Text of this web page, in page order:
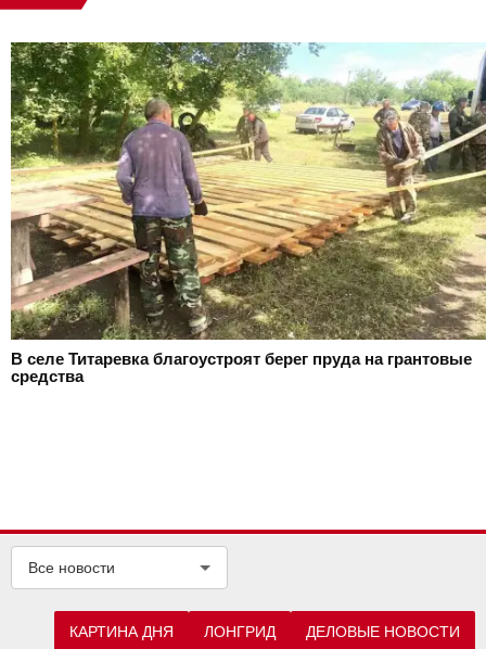
В селе Титаревка благоустроят берег пруда на грантовые
средства
Все новости
КАРТИНА ДНЯ ЛОНГРИД ДЕЛОВЫЕ НОВОСТИ